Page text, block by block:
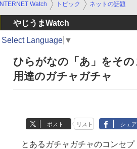
INTERNET Watch トピック ネットの話題
やじうまWatch
Select Language ▼
ひらがなの「あ」をそ
用達のガチャガチャ
ポスト リスト シェア
とあるガチャガチャのコンセプ